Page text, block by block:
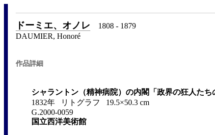
ドーミエ、オノレ 1808 - 1879
DAUMIER, Honoré
作品詳細
シャラントン（精神病院）の内閣「政界の狂人たち
1832年 リトグラフ 19.5×50.3 cm
G.2000-0059
国立西洋美術館